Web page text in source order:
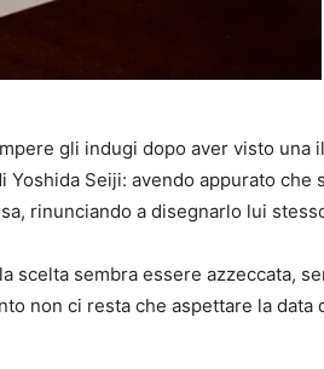
gli indugi dopo aver visto una
Seiji: avendo appurato che
rinunciando a disegnarlo lui
scelta sembra essere azzeccata,
non ci resta che aspettare la data